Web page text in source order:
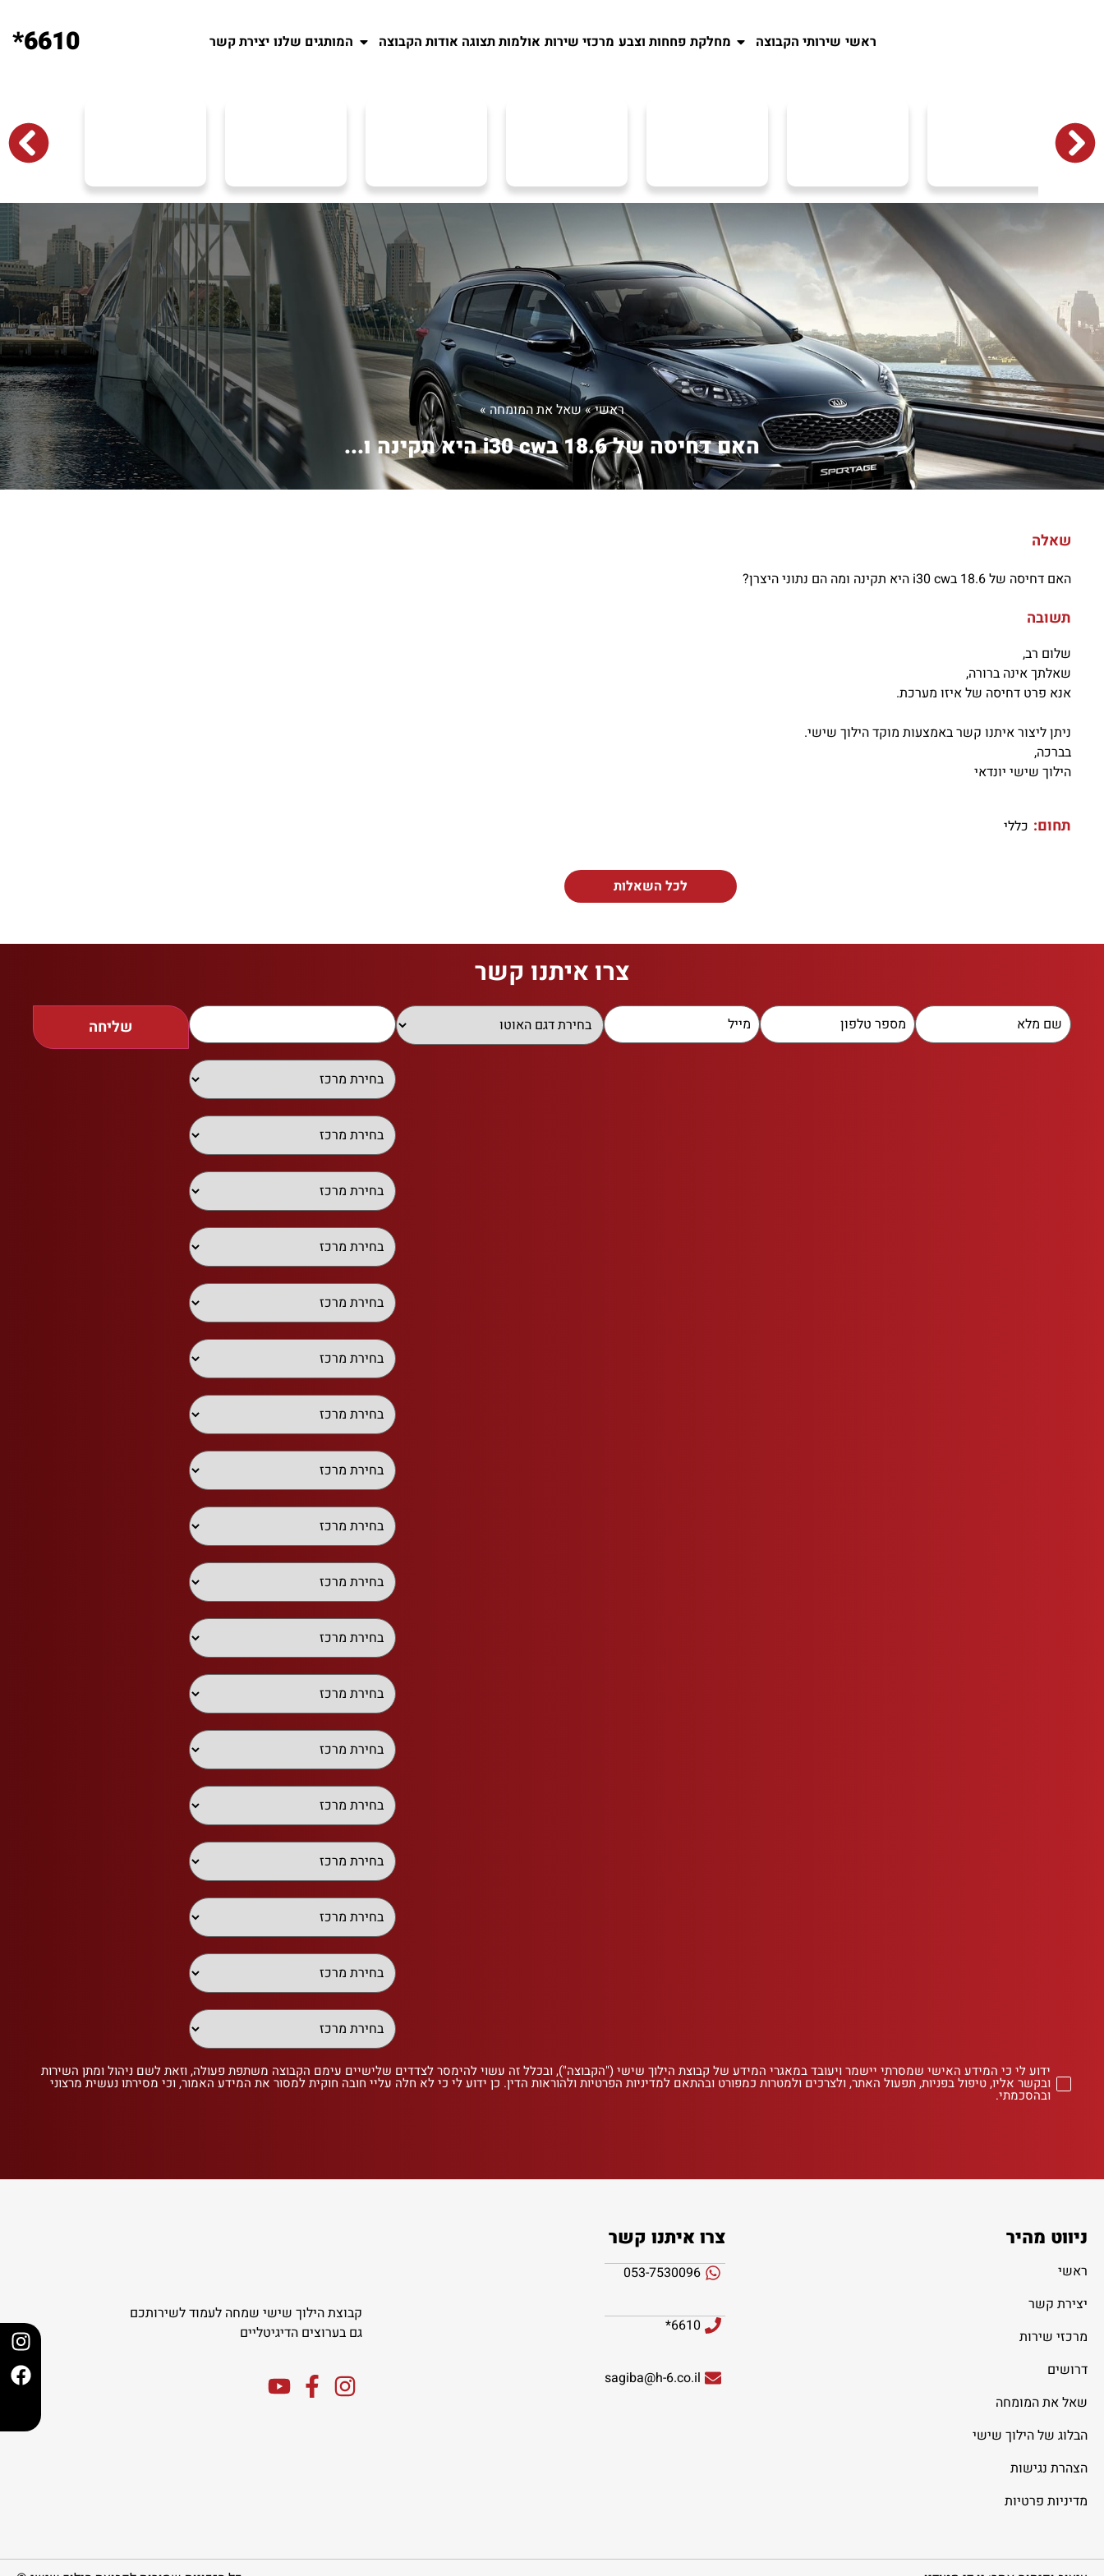
ראשי שירותי הקבוצה מחלקת פחחות וצבע מרכזי שירות אולמות תצוגה אודות הקבוצה המותגים שלנו יצירת קשר 6610*
ראשי»שאל את המומחה»
האם דחיסה של 18.6 בi30 cw היא תקינה ו...
שאלה
האם דחיסה של 18.6 בi30 cw היא תקינה ומה הם נתוני היצרן?
תשובה
שלום רב,
שאלתך אינה ברורה,
אנא פרט דחיסה של איזו מערכת.
ניתן ליצור איתנו קשר באמצעות מוקד הילוך שישי.
בברכה,
הילוך שישי יונדאי
תחום: כללי
לכל השאלות
צרו איתנו קשר
שליחה
ידוע לי כי המידע האישי שמסרתי יישמר ויעובד במאגרי המידע של קבוצת הילוך שישי ("הקבוצה"), ובכלל זה עשוי להימסר לצדדים שלישיים עימם הקבוצה משתפת פעולה, וזאת לשם ניהול ומתן השירות
ובקשר אליו, טיפול בפניות, תפעול האתר, ולצרכים ולמטרות כמפורט ובהתאם למדיניות הפרטיות ולהוראות הדין. כן ידוע לי כי לא חלה עליי חובה חוקית למסור את המידע האמור, וכי מסירתו נעשית מרצוני
ובהסכמתי.
ניווט מהיר
ראשי
יצירת קשר
מרכזי שירות
דרושים
שאל את המומחה
הבלוג של הילוך שישי
הצהרת נגישות
מדיניות פרטיות
צרו איתנו קשר
053-7530096
6610*
sagiba@h-6.co.il
קבוצת הילוך שישי שמחה לעמוד לשירותכם
גם בערוצים הדיגיטליים